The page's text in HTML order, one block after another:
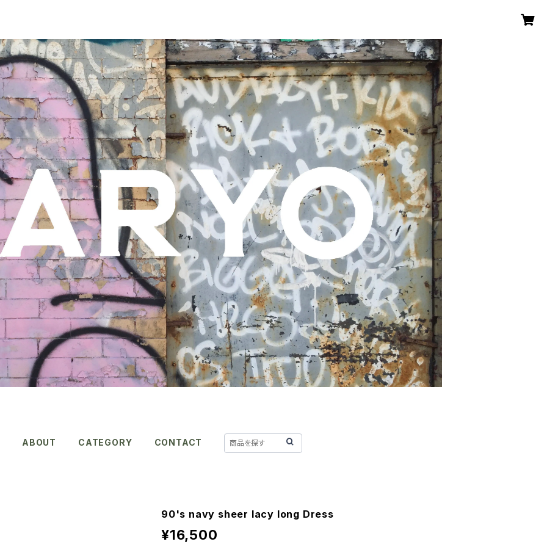
ABOUT CATEGORY CONTACT
90's navy sheer lacy long Dress
¥16,500